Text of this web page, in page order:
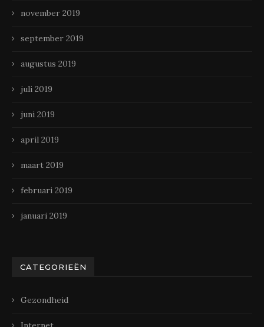
november 2019
september 2019
augustus 2019
juli 2019
juni 2019
april 2019
maart 2019
februari 2019
januari 2019
CATEGORIEËN
Gezondheid